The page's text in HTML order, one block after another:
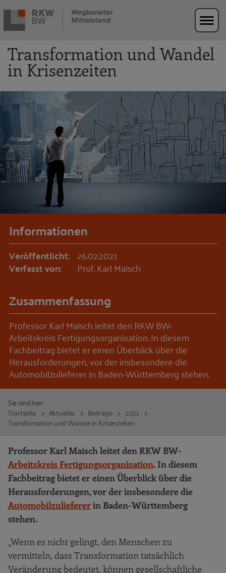
Zur Navigation springen
Zum Hauptinhalt springen
Transformation und Wandel
in Krisenzeiten
Informationen
Veröffentlicht: 26.02.2021
Verfasst von: Prof. Karl Maisch
Zusammenfassung
Professor Karl Maisch leitet den RKW BW-
Arbeitskreis Fertigungsorganisation. In diesem
Fachbeitrag bietet er einen Überblick über die
Herausforderungen, vor der insbesondere die
Automobilzulieferer in Baden-Württemberg stehen.
Sie sind hier:
Startseite
Aktuelles Beiträge
2021
Transformation und Wandel in Krisenzeiten
Professor Karl Maisch leitet den RKW BW-
Arbeitskreis Fertigungsorganisation. In diesem
Fachbeitrag bietet er einen Überblick über die
Herausforderungen, vor der insbesondere die
Automobilzuliefererin Baden-Württemberg
stehen.
„Wenn es nicht gelingt, den Menschen zu
vermitteln, dass Transformation tatsächlich
Veränderung bedeutet, können gesellschaftliche